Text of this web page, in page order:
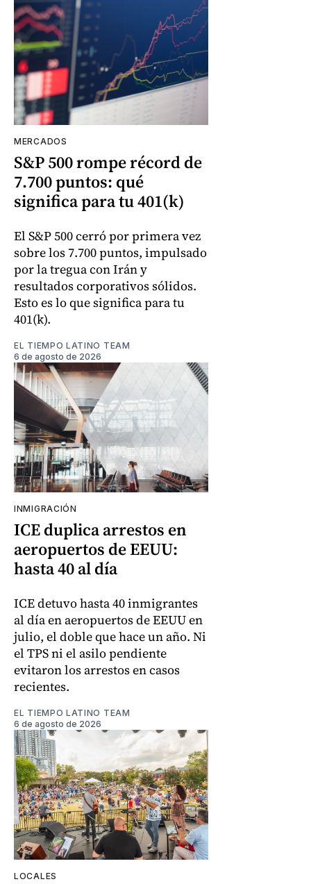
MERCADOS
S&P 500 rompe récord de
7.700 puntos: qué
significa para tu 401(k)
El S&P 500 cerró por primera vez
sobre los 7.700 puntos, impulsado
por la tregua con Irán y
resultados corporativos sólidos.
Esto es lo que significa para tu
401(k).
EL TIEMPO LATINO TEAM
6 de agosto de 2026
INMIGRACIÓN
ICE duplica arrestos en
aeropuertos de EEUU:
hasta 40 al día
ICE detuvo hasta 40 inmigrantes
al día en aeropuertos de EEUU en
julio, el doble que hace un año. Ni
el TPS ni el asilo pendiente
evitaron los arrestos en casos
recientes.
EL TIEMPO LATINO TEAM
6 de agosto de 2026
LOCALES